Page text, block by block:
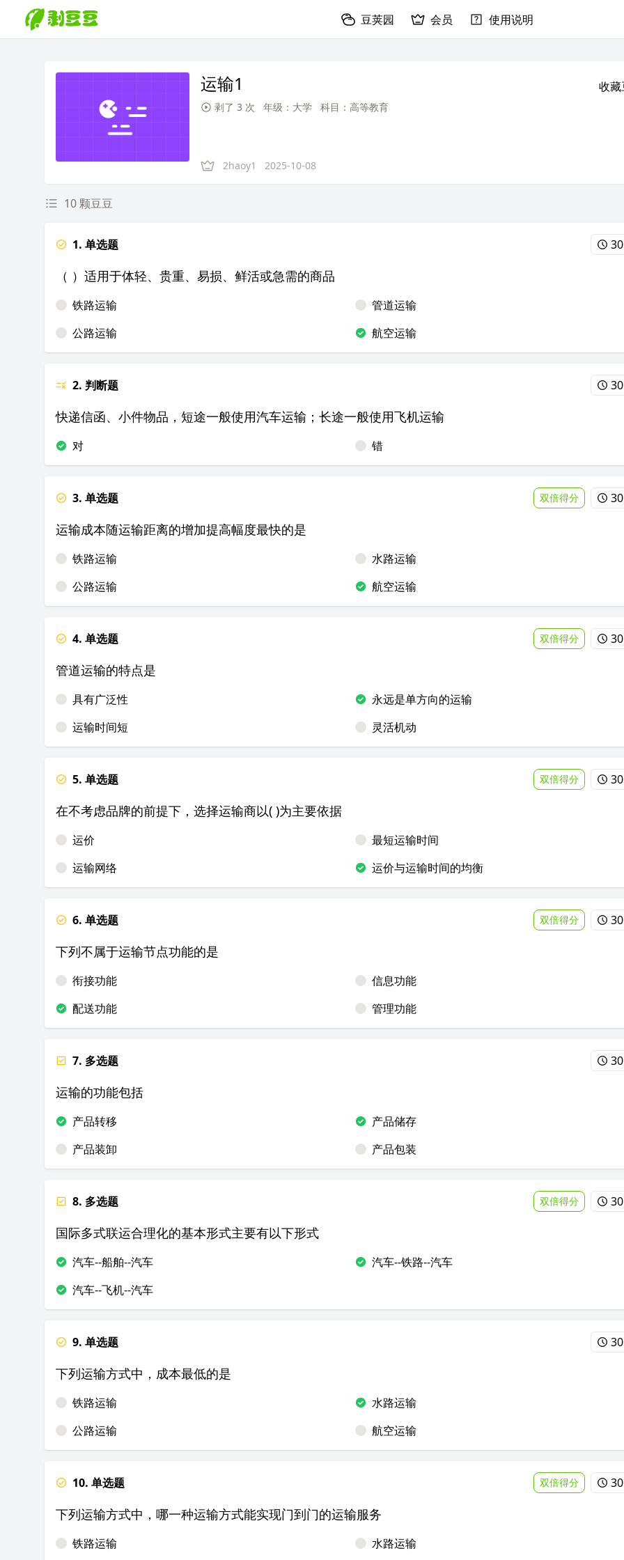
豆荚园 会员 使用说明
运输1 收
剥了 3 次 年级：大学 科目：高等教育
2haoy1 2025-10-08
10 颗豆豆
1. 单选题
（ ）适用于体轻、贵重、易损、鲜活或急需的商品
铁路运输
管道运输
公路运输
航空运输
2. 判断题
快递信函、小件物品，短途一般使用汽车运输；长途一般使用飞机运输
对 错
3. 单选题 双倍得分
运输成本随运输距离的增加提高幅度最快的是
铁路运输
水路运输
公路运输
航空运输
4. 单选题 双倍得分
管道运输的特点是
具有广泛性
永远是单方向的运输
运输时间短
灵活机动
5. 单选题 双倍得分
在不考虑品牌的前提下，选择运输商以( )为主要依据
运价
最短运输时间
运输网络
运价与运输时间的均衡
6. 单选题 双倍得分
下列不属于运输节点功能的是
衔接功能
信息功能
配送功能
管理功能
7. 多选题
运输的功能包括
产品转移
产品储存
产品装卸
产品包装
8. 多选题 双倍得分
国际多式联运合理化的基本形式主要有以下形式
汽车--船舶--汽车
汽车--铁路--汽车
汽车--飞机--汽车
9. 单选题
下列运输方式中，成本最低的是
铁路运输
水路运输
公路运输
航空运输
10. 单选题 双倍得分
下列运输方式中，哪一种运输方式能实现门到门的运输服务
铁路运输 水路运输